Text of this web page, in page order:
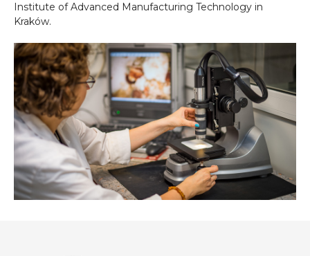
Institute of Advanced Manufacturing Technology in
Kraków.